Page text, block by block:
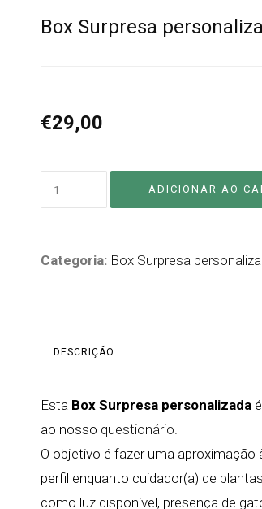
Box Surpresa
€29,00
Categoria: Box Surpresa
DESCRIÇÃO
Esta Box Surpresa personalizada
ao nosso questionário.
O objetivo é fazer uma
perfil enquanto cuidador(a) de
como luz disponível, presença de